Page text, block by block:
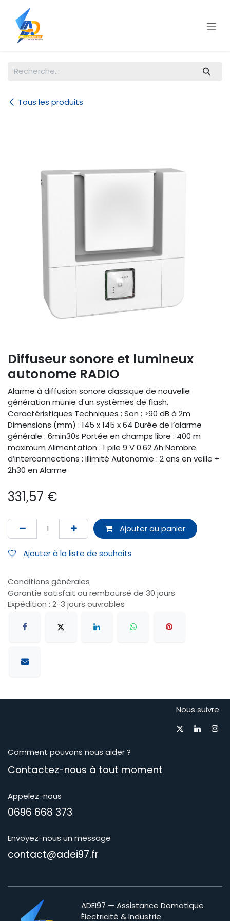
Tous les produits
Diffuseur sonore et lumineux
autonome RADIO
Alarme à diffusion sonore classique de nouvelle
génération munie d'un systèmes de flash.
Caractéristiques Techniques : Son : >90 dB à 2m
Dimensions (mm) : 145 x 145 x 64 Durée de l’alarme
générale : 6min30s Portée en champs libre : 400 m
maximum Alimentation : 1 pile 9 V 0.62 Ah Nombre
d’interconnections : illimité Autonomie : 2 ans en veille +
2h30 en Alarme
331,57 €
Ajouter au panier
Ajouter à la liste de souhaits
Conditions générales
Garantie satisfait ou remboursé de 30 jours
Expédition : 2-3 jours ouvrables
Nous suivre
Comment pouvons nous aider ?
Contactez-nous à tout moment​
Appelez-nous
0696 668 373
Envoyez-nous un message
contact@adei97.fr
ADEI97 — Assistance Domotique
Électricité & Industrie